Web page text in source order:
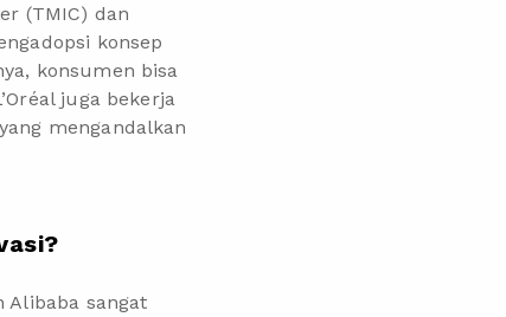
(TMIC) dan
konsep
konsumen bisa
juga bekerja
mengandalkan
Alibaba sangat